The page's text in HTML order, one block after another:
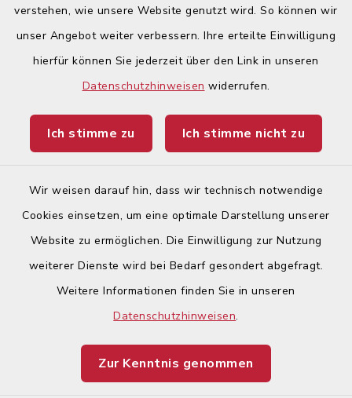
verstehen, wie unsere Website genutzt wird. So können wir
unser Angebot weiter verbessern. Ihre erteilte Einwilligung
hierfür können Sie jederzeit über den Link in unseren
Datenschutzhinweisen widerrufen.
Ich stimme zu Ich stimme nicht zu
Wir weisen darauf hin, dass wir technisch notwendige
Cookies einsetzen, um eine optimale Darstellung unserer
Website zu ermöglichen. Die Einwilligung zur Nutzung
weiterer Dienste wird bei Bedarf gesondert abgefragt.
Weitere Informationen finden Sie in unseren
Datenschutzhinweisen.
Zur Kenntnis genommen
Quicklinks
Begegnungsland Lech-Wertach
Ticketportal
Barrierefreiheit
Impressum